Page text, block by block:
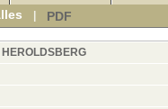
PDF
HEROLDSBERG